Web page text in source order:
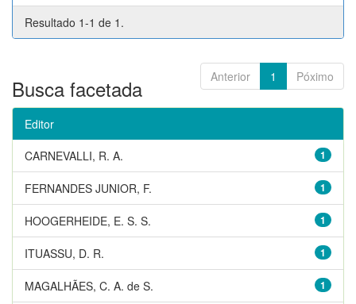
Resultado 1-1 de 1.
Anterior 1 Póximo
Busca facetada
Editor
1
CARNEVALLI, R. A.
1
FERNANDES JUNIOR, F.
1
HOOGERHEIDE, E. S. S.
1
ITUASSU, D. R.
1
MAGALHÃES, C. A. de S.